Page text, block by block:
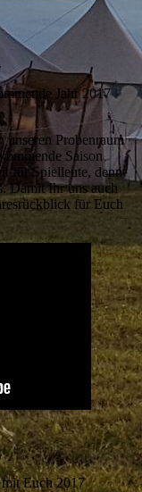
Jahr 2017
unseren Probenraum
Saison
für Spielleute, denn
Damit Ihr uns auch
für Euch
Euch 2017